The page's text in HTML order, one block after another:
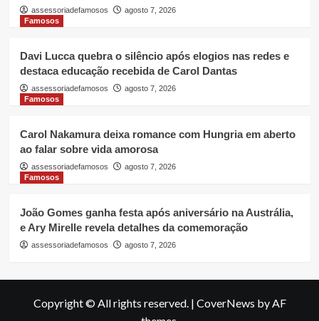
assessoriadefamosos
agosto 7, 2026
Famosos
Davi Lucca quebra o silêncio após elogios nas redes e
destaca educação recebida de Carol Dantas
assessoriadefamosos
agosto 7, 2026
Famosos
Carol Nakamura deixa romance com Hungria em aberto
ao falar sobre vida amorosa
assessoriadefamosos
agosto 7, 2026
Famosos
João Gomes ganha festa após aniversário na Austrália,
e Ary Mirelle revela detalhes da comemoração
assessoriadefamosos agosto 7, 2026
Copyright © All rights reserved. | CoverNews by AF